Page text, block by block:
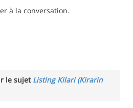
à la conversation.
le sujet Listing Kilari (Kirarin